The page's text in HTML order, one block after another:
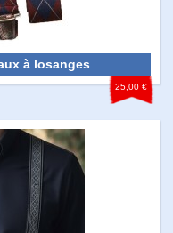
à losanges
25,00 €